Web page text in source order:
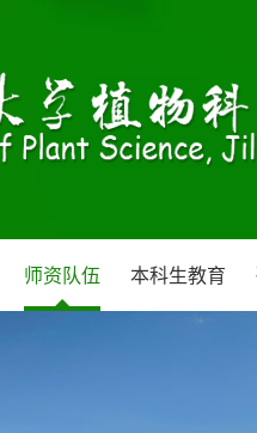
师资队伍 本科生教育